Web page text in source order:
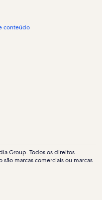
conteúdo
Group. Todos os direitos
marcas comerciais ou marcas